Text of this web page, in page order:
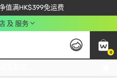
值满HK$399免运费
钱会员尽享独家优惠
输入 NEWAPP 即减$50
及 服务
0